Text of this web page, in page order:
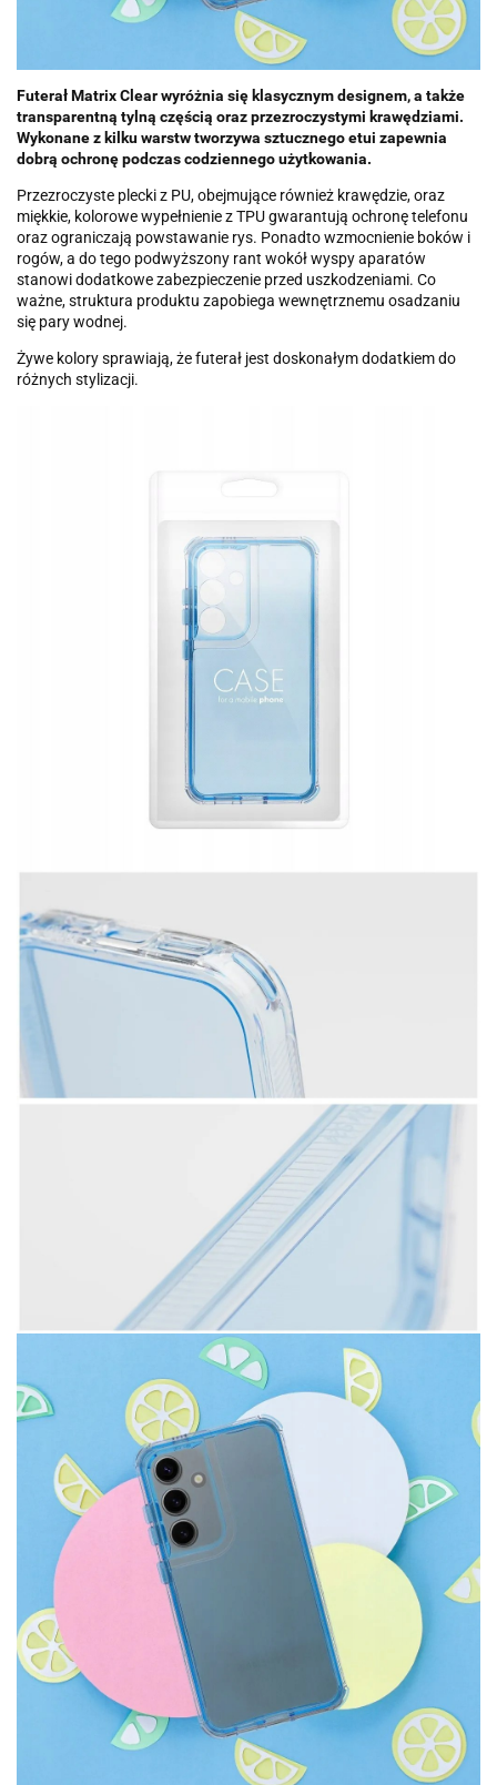
Futerał Matrix Clear wyróżnia się klasycznym designem, a także
transparentną tylną częścią oraz przezroczystymi krawędziami.
Wykonane z kilku warstw tworzywa sztucznego etui zapewnia
dobrą ochronę podczas codziennego użytkowania.
Przezroczyste plecki z PU, obejmujące również krawędzie, oraz
miękkie, kolorowe wypełnienie z TPU gwarantują ochronę telefonu
oraz ograniczają powstawanie rys. Ponadto wzmocnienie boków i
rogów, a do tego podwyższony rant wokół wyspy aparatów
stanowi dodatkowe zabezpieczenie przed uszkodzeniami. Co
ważne, struktura produktu zapobiega wewnętrznemu osadzaniu
się pary wodnej.
Żywe kolory sprawiają, że futerał jest doskonałym dodatkiem do
różnych stylizacji.